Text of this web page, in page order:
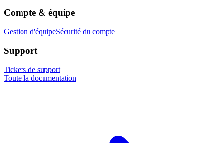
Compte & équipe
Gestion d'équipeSécurité du compte
Support
Tickets de support
Toute la documentation